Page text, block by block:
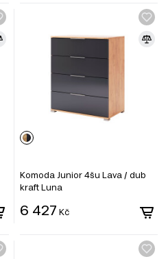
Komoda Junior 4šu Lava / dub
kraft Luna
6 427 Kč